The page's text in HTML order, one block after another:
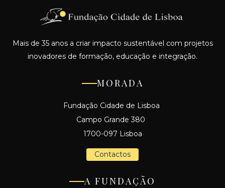
Mais de 35 anos a criar impacto sustentável com projetos
inovadores de formação, educação e integração.
MORADA
Fundação Cidade de Lisboa
Campo Grande 380
1700-097 Lisboa
Contactos
A FUNDAÇÃO